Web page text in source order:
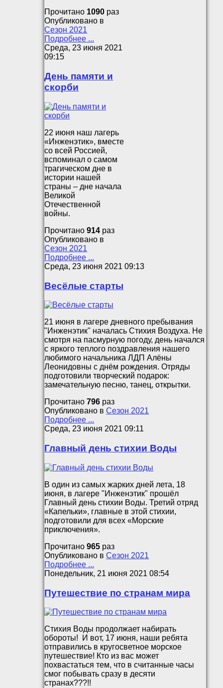
Прочитано 1090 раз
Опубликовано в
Сезон 2021
Подробнее ...
Среда, 23 июня 2021
09:15
День памяти и
скорби
22 июня наш лагерь
«Инженэтик», вместе
со всей Россией,
вспоминал о самом
трагическом дне в
истории нашей
страны – дне начала
Великой
Отечественной
войны.
Прочитано914 раз
Опубликовано в
Сезон 2021
Подробнее ...
Среда, 23 июня 2021 09:13
Весёлые старты
21 июня в лагере дневного пребывания
"Инженэтик" началась Стихия Воздуха. Не
смотря на пасмурную погоду, день начался
с яркого теплого поздравления нашего
любимого начальника ЛДП Алёны
Леонидовны с днём рождения. Отряды
подготовили творческий подарок:
замечательную песню, танец, открытки.
Прочитано796 раз
Опубликовано в Сезон 2021
Подробнее ...
Среда, 23 июня 2021 09:11
Главный день стихии Воды
В один из самых жарких дней лета, 18
июня, в лагере "Инженэтик" прошёл
Главный день стихии Воды. Третий отряд
«Капельки», главные в этой стихии,
подготовили для всех «Морские
приключения».
Прочитано965 раз
Опубликовано в Сезон 2021
Подробнее ...
Понедельник, 21 июня 2021 08:54
Путешествие по странам мира
Стихия Воды продолжает набирать
обороты! И вот, 17 июня, наши ребята
отправились в кругосветное морское
путешествие! Кто из вас может
похвастаться тем, что в считанные часы
смог побывать сразу в десяти
странах???!!